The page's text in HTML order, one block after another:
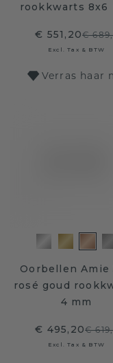
rookkwarts 8x6
€ 551,20€
Excl. Tax & BTW
Verras haar
Oorbellen Amie
rosé goud
4 mm
€ 495,20€
Excl. Tax & BTW